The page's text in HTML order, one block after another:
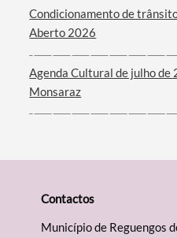
Condicionamento de
Aberto 2026
Agenda Cultural de julho de
Monsaraz
Contactos
Município de Reguengos